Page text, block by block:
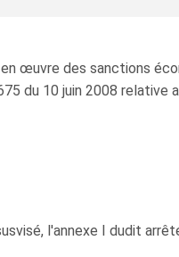
œuvre des sanctions
du 10 juin 2008 relative
l'annexe I dudit